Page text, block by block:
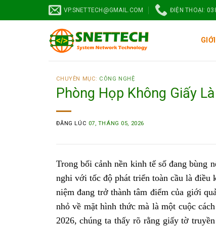
VP.SNETTECH@GMAIL.COM ĐIỆN THOẠI:
CHUYÊN MỤC: CÔNG NGHỆ
Phòng Họp Không Giấy
ĐĂNG LÚC 07, THÁNG 05, 2026
Trong bối cảnh nền kinh tế số đang bùng
nghi với tốc độ phát triển toàn cầu là
niệm đang trở thành tâm điểm của giới
nhỏ về mặt hình thức mà là một cuộc
2026, chúng ta thấy rõ rằng giấy tờ